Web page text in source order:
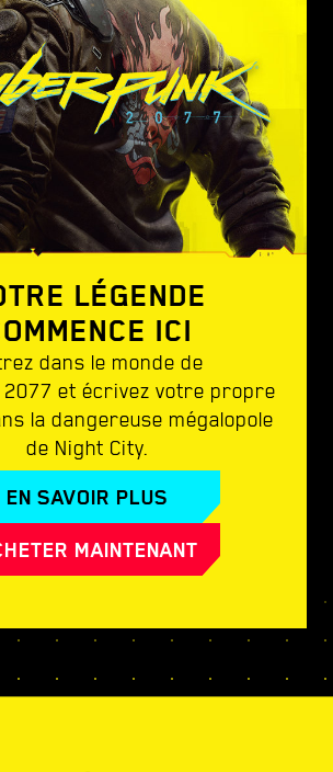
LÉGENDE
ICI
dans le monde de
2077 et écrivez votre propre
la dangereuse mégalopole
de Night City.
EN SAVOIR PLUS
MAINTENANT